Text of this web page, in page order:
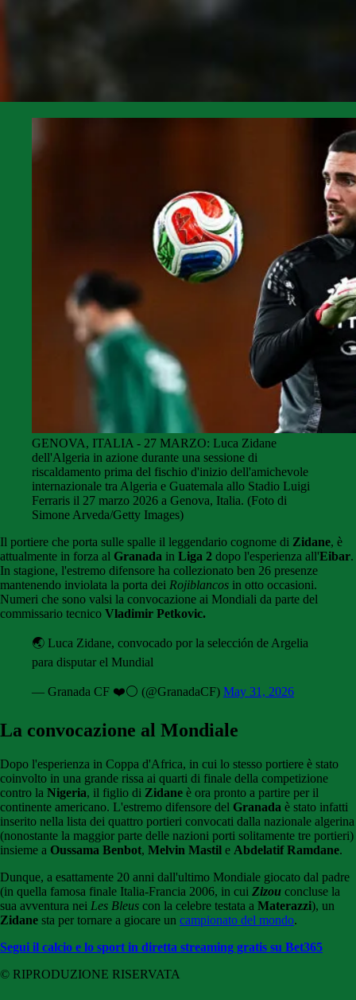
GENOVA, ITALIA - 27 MARZO: Luca Zidane
dell'Algeria in azione durante una sessione di
riscaldamento prima del fischio d'inizio dell'amichevole
internazionale tra Algeria e Guatemala allo Stadio Luigi
Ferraris il 27 marzo 2026 a Genova, Italia. (Foto di
Simone Arveda/Getty Images)
Il portiere che porta sulle spalle il leggendario cognome di Zidane, è
attualmente in forza al Granada in Liga 2 dopo l'esperienza all'Eibar.
In stagione, l'estremo difensore ha collezionato ben 26 presenze
mantenendo inviolata la porta dei Rojiblancos in otto occasioni.
Numeri che sono valsi la convocazione ai Mondiali da parte del
commissario tecnico Vladimir Petkovic.
🌏 Luca Zidane, convocado por la selección de Argelia
para disputar el Mundial
— Granada CF ❤️⚪️ (@GranadaCF) May 31, 2026
La convocazione al Mondiale
Dopo l'esperienza in Coppa d'Africa, in cui lo stesso portiere è stato
coinvolto in una grande rissa ai quarti di finale della competizione
contro la Nigeria, il figlio di Zidane è ora pronto a partire per il
continente americano. L'estremo difensore del Granada è stato infatti
inserito nella lista dei quattro portieri convocati dalla nazionale algerina
(nonostante la maggior parte delle nazioni porti solitamente tre portieri)
insieme a Oussama Benbot, Melvin Mastil e Abdelatif Ramdane.
Dunque, a esattamente 20 anni dall'ultimo Mondiale giocato dal padre
(in quella famosa finale Italia-Francia 2006, in cui Zizou concluse la
sua avventura nei Les Bleus con la celebre testata a Materazzi), un
Zidane sta per tornare a giocare un campionato del mondo.
Segui il calcio e lo sport in diretta streaming gratis su Bet365
© RIPRODUZIONE RISERVATA